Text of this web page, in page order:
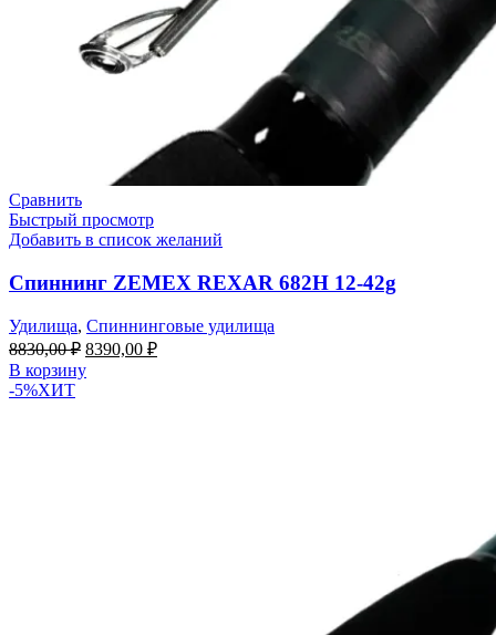
Сравнить
Быстрый просмотр
Добавить в список желаний
Спиннинг ZEMEX REXAR 682H 12-42g
Удилища, Спиннинговые удилища
8830,00₽ Первоначальная
цена
составляла
8390,00 ₽Текущая
В корзину
-5%ХИТ